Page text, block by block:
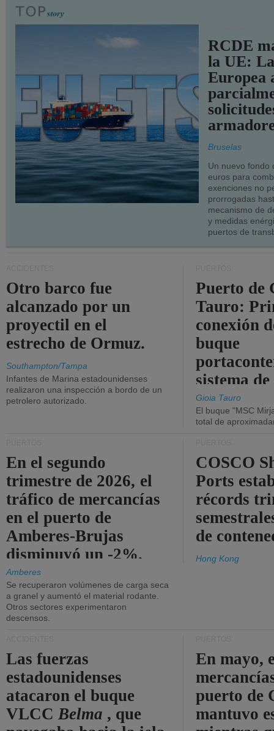
RCDE
la UE:
Europea
Bruselas
Un nuevo fondo
euros para
exenciones no
prorrogadas
mecanismo de
y medidas
puertos de
Otro barco fue
alcanzado por un
proyectil en el
estrecho de Ormuz.
Southampton/Tampa
Infantes de Marina estadounidenses
realizaron una inspección a bordo de un
petrolero autorizado.
Puerto de
Tauro:
conexión
buque
sistema
la red
Gioia Tauro
El buque "MSC
total de
En el segundo
trimestre de 2026, el
tráfico de mercancías
en el puerto de
Amberes-Brujas
disminuyó un -2%.
Amberes
Se recuperaron volúmenes de carga seca
a granel y aumentó el material rodante.
Otros sectores experimentaron
descensos.
COSCO
Ports
récords
de
Hong Kong
Las fuerzas
estadounidenses
atacaron el buque
VLCCBelma , que
En mayo,
puerto de
mantuvo